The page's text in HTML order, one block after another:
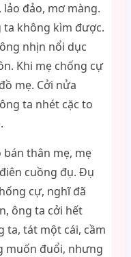
đảo, mơ màng.
ta không kìm được.
nhịn nổi dục
Khi mẹ chống cự
mẹ. Cởi nửa
ta nhét cặc to
bán thân mẹ, mẹ
cuồng đụ. Đụ
cự, nghĩ đã
ông ta cởi hết
ta, tát một cái, cầm
muốn đuổi, nhưng